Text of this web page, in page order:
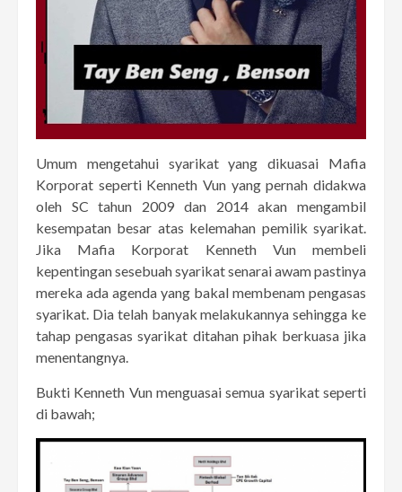
Umum mengetahui syarikat yang dikuasai Mafia
Korporat seperti Kenneth Vun yang pernah didakwa
oleh SC tahun 2009 dan 2014 akan mengambil
kesempatan besar atas kelemahan pemilik syarikat.
Jika Mafia Korporat Kenneth Vun membeli
kepentingan sesebuah syarikat senarai awam pastinya
mereka ada agenda yang bakal membenam pengasas
syarikat. Dia telah banyak melakukannya sehingga ke
tahap pengasas syarikat ditahan pihak berkuasa jika
menentangnya.
Bukti Kenneth Vun menguasai semua syarikat seperti
di bawah;